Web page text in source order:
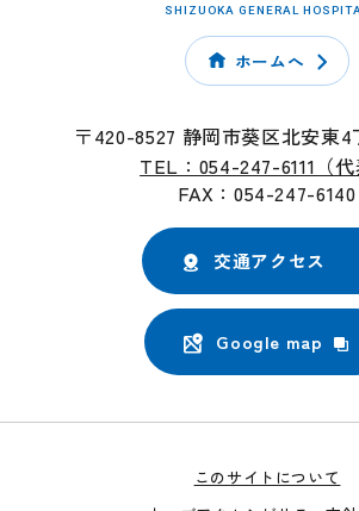
SHIZUOKA GENERAL
ホームへ
〒420-8527 静岡市葵区北安東4
TEL：054-247-6111（代
FAX：054-247-6140
交通アクセス
Google map
このサイトについて